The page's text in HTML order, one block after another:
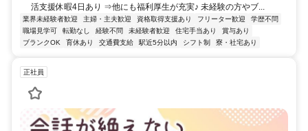
活支援休暇4日あり ⇒他にも福利厚生が充実♪ 未経験の方やブ...
業界未経験者歓迎 主婦・主夫歓迎 資格取得支援あり フリーター歓迎
学歴不問
職場見学可
転勤なし 経験不問 未経験者歓迎 住宅手当あり
賞与あり
ブランクOK
育休あり 交通費支給 駅近5分以内 シフト制 寮・社宅あり
正社員